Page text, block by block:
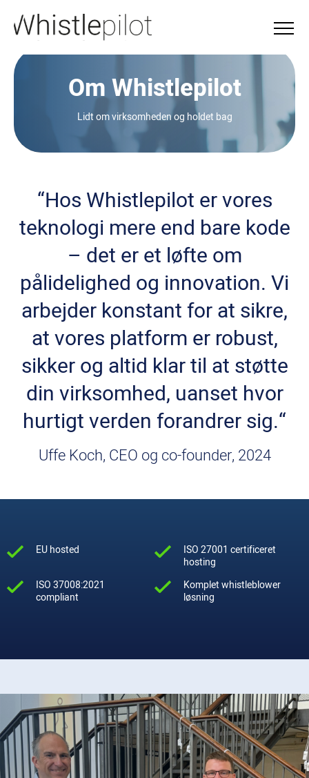
Om Whistlepilot
Lidt om virksomheden og holdet bag
“Hos Whistlepilot er vores
teknologi mere end bare kode
– det er et løfte om
pålidelighed og innovation. Vi
arbejder konstant for at sikre,
at vores platform er robust,
sikker og altid klar til at støtte
din virksomhed, uanset hvor
hurtigt verden forandrer sig.“
Uffe Koch, CEO og co-founder, 2024
EU hosted
ISO 27001 certificeret
hosting
ISO 37008:2021
compliant
Komplet whistleblower
løsning